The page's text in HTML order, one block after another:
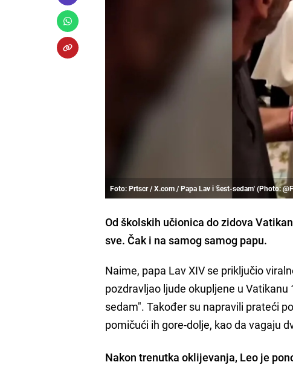
Foto: Prtscr / X.com / Papa Lav i 'šest-sedam' (Photo:
Od školskih učionica do zidova
sve. Čak i na samog samog papu.
Naime, papa Lav XIV se priključio
pozdravljao ljude okupljene u
sedam". Također su napravili prateći
pomičući ih gore-dolje, kao da vagaju
Nakon trenutka oklijevanja, Leo je